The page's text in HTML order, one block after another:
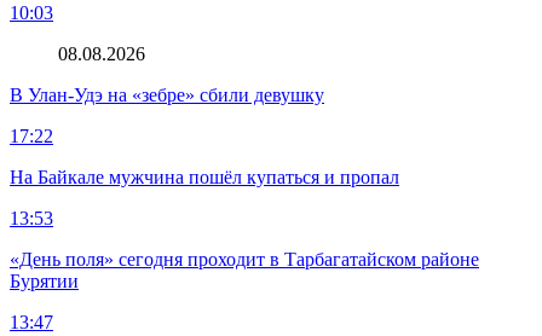
10:03
08.08.2026
В Улан-Удэ на «зебре» сбили девушку
17:22
На Байкале мужчина пошёл купаться и пропал
13:53
«День поля» сегодня проходит в Тарбагатайском районе
Бурятии
13:47